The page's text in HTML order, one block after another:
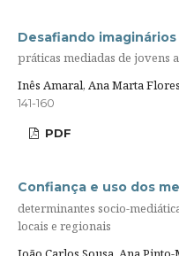
Desafiando imaginários
práticas mediadas de jovens
Inês Amaral, Ana Marta
141-160
PDF
Confiança e uso dos
determinantes socio-
locais e regionais